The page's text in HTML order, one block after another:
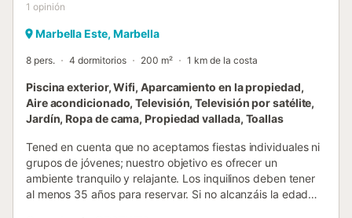
1 opinión
Marbella Este, Marbella
8 pers. 4 dormitorios 200 m² 1 km de la costa
Piscina exterior, Wifi, Aparcamiento en la propiedad,
Aire acondicionado, Televisión, Televisión por satélite,
Jardín, Ropa de cama, Propiedad vallada, Toallas
Tened en cuenta que no aceptamos fiestas individuales ni
grupos de jóvenes; nuestro objetivo es ofrecer un
ambiente tranquilo y relajante. Los inquilinos deben tener
al menos 35 años para reservar. Si no alcanzáis la edad